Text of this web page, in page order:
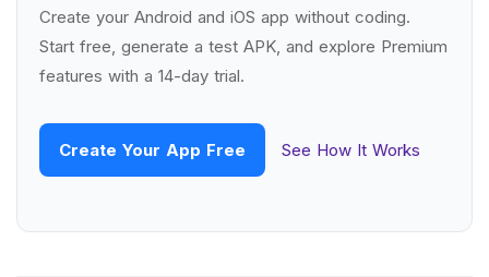
Create your Android and iOS app without coding.
Start free, generate a test APK, and explore Premium
features with a 14-day trial.
Create Your App Free See How It Works